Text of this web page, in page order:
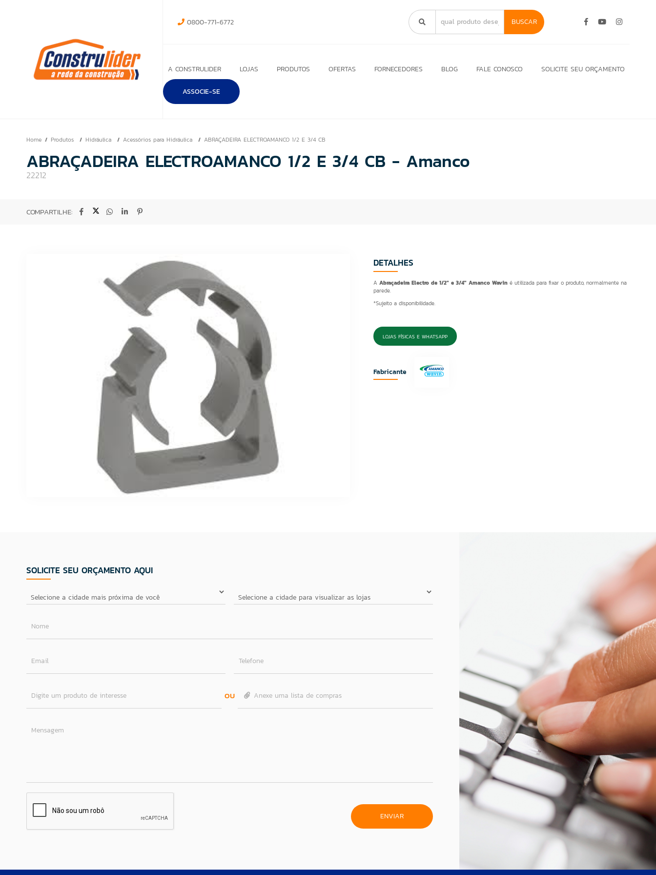
0800-771-6772 BUSCAR
A CONSTRULIDER LOJAS PRODUTOS OFERTAS FORNECEDORES BLOG FALE CONOSCO SOLICITE SEU ORÇAMENTO
ASSOCIE-SE
Home Produtos Hidráulica Acessórios para Hidráulica ABRAÇADEIRA ELECTROAMANCO 1/2 E 3/4 CB
ABRAÇADEIRA ELECTROAMANCO 1/2 E 3/4 CB - Amanco
22212
COMPARTILHE:
DETALHES
A Abraçadeira Electro de 1/2" e 3/4" Amanco Waviné utilizada para fixar o produto, normalmente na
parede.
*Sujeito a disponibilidade.
LOJAS FÍSICAS E WHATSAPP
Fabricante
SOLICITE SEU ORÇAMENTO AQUI
Nome
Email Telefone
Digite um produto de interesse OU Anexe uma lista de compras
Mensagem